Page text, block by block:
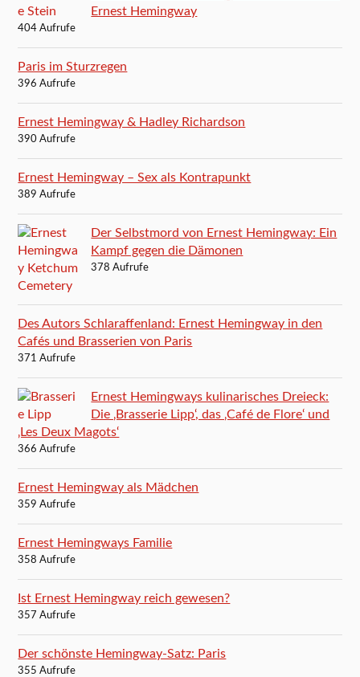
Ernest Hemingway
404 Aufrufe
Paris im Sturzregen
396 Aufrufe
Ernest Hemingway & Hadley Richardson
390 Aufrufe
Ernest Hemingway – Sex als Kontrapunkt
389 Aufrufe
Der Selbstmord von Ernest Hemingway: Ein
Kampf gegen die Dämonen
378 Aufrufe
Des Autors Schlaraffenland: Ernest Hemingway in den
Cafés und Brasserien von Paris
371 Aufrufe
Ernest Hemingways kulinarisches Dreieck:
Die ‚Brasserie Lipp‘, das ‚Café de Flore‘ und
‚Les Deux Magots‘
366 Aufrufe
Ernest Hemingway als Mädchen
359 Aufrufe
Ernest Hemingways Familie
358 Aufrufe
Ist Ernest Hemingway reich gewesen?
357 Aufrufe
Der schönste Hemingway-Satz: Paris
355 Aufrufe